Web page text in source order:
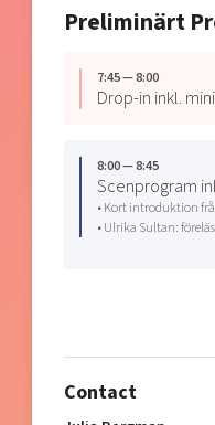
Preliminärt
7:45 — 8:00
Drop-in inkl.
8:00 — 8:45
Scenprogram
• Kort introduktion
• Ulrika Sultan:
Contact